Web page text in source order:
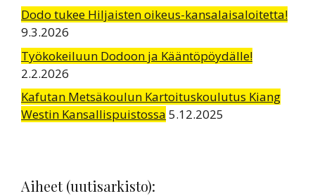
Dodo tukee Hiljaisten oikeus-kansalaisaloitetta!
9.3.2026
Työkokeiluun Dodoon ja Kääntöpöydälle!
2.2.2026
Kafutan Metsäkoulun Kartoituskoulutus Kiang
Westin Kansallispuistossa 5.12.2025
Aiheet (uutisarkisto):